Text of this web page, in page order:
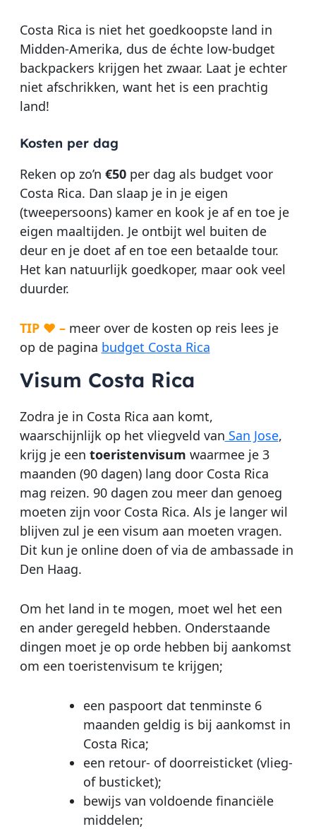
Costa Rica is niet het goedkoopste land in
Midden-Amerika, dus de échte low-budget
backpackers krijgen het zwaar. Laat je echter
niet afschrikken, want het is een prachtig
land!
Kosten per dag
Reken op zo’n €50 per dag als budget voor
Costa Rica. Dan slaap je in je eigen
(tweepersoons) kamer en kook je af en toe je
eigen maaltijden. Je ontbijt wel buiten de
deur en je doet af en toe een betaalde tour.
Het kan natuurlijk goedkoper, maar ook veel
duurder.
TIP ♥ –meer over de kosten op reis lees je
op de pagina budget Costa Rica
Visum Costa Rica
Zodra je in Costa Rica aan komt,
waarschijnlijk op het vliegveld van San Jose,
krijg je een toeristenvisum waarmee je 3
maanden (90 dagen) lang door Costa Rica
mag reizen. 90 dagen zou meer dan genoeg
moeten zijn voor Costa Rica. Als je langer wil
blijven zul je een visum aan moeten vragen.
Dit kun je online doen of via de ambassade in
Den Haag.
Om het land in te mogen, moet wel het een
en ander geregeld hebben. Onderstaande
dingen moet je op orde hebben bij aankomst
om een toeristenvisum te krijgen;
een paspoort dat tenminste 6
maanden geldig is bij aankomst in
Costa Rica;
een retour- of doorreisticket (vlieg-
of busticket);
bewijs van voldoende financiële
middelen;